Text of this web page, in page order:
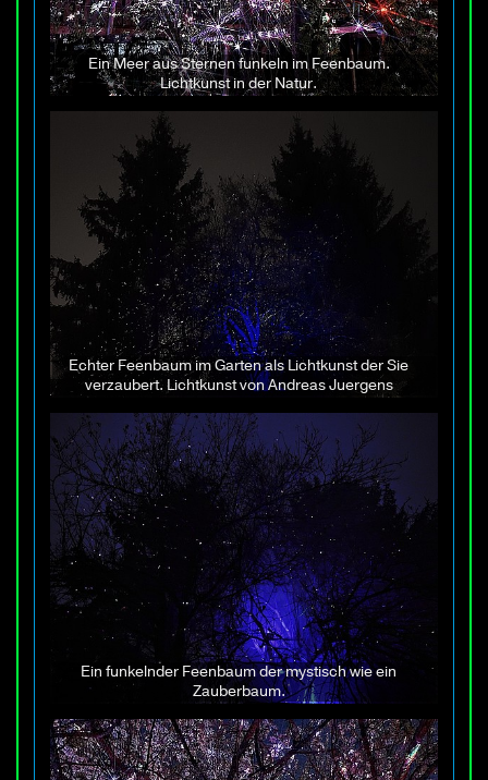
Ein Meer aus Sternen funkeln im Feenbaum.
Lichtkunst in der Natur.
Echter Feenbaum im Garten als Lichtkunst der Sie
verzaubert. Lichtkunst von Andreas Juergens
Ein funkelnder Feenbaum der mystisch wie ein
Zauberbaum.